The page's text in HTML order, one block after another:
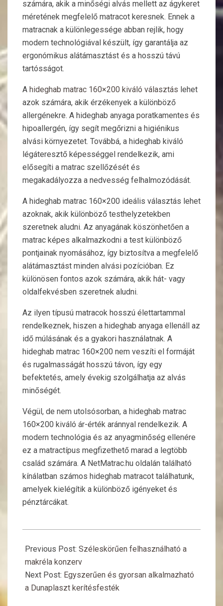
számára, akik a minőségi alvás mellett az ágykeret
méretének megfelelő matracot keresnek. Ennek a
matracnak a különlegessége abban rejlik, hogy
modern technológiával készült, így garantálja az
ergonómikus alátámasztást és a hosszú távú
tartósságot.
A hideghab matrac 160×200 kiváló választás lehet
azok számára, akik érzékenyek a különböző
allergénekre. A hideghab anyaga poratkamentes és
hipoallergén, így segít megőrizni a higiénikus
alvási környezetet. Továbbá, a hideghab kiváló
légáteresztő képességgel rendelkezik, ami
elősegíti a matrac szellőzését és
megakadályozza a nedvesség felhalmozódását.
A hideghab matrac 160×200 ideális választás lehet
azoknak, akik különböző testhelyzetekben
szeretnek aludni. Az anyagának köszönhetően a
matrac képes alkalmazkodni a test különböző
pontjainak nyomásához, így biztosítva a megfelelő
alátámasztást minden alvási pozícióban. Ez
különösen fontos azok számára, akik hát- vagy
oldalfekvésben szeretnek aludni.
Az ilyen típusú matracok hosszú élettartammal
rendelkeznek, hiszen a hideghab anyaga ellenáll az
idő múlásának és a gyakori használatnak. A
hideghab matrac 160×200 nem veszíti el formáját
és rugalmasságát hosszú távon, így egy
befektetés, amely évekig szolgálhatja az alvás
minőségét.
Végül, de nem utolsósorban, a hideghab matrac
160×200 kiváló ár-érték aránnyal rendelkezik. A
modern technológia és az anyagminőség ellenére
ez a matractípus megfizethető marad a legtöbb
család számára. A NetMatrac.hu oldalán található
kínálatban számos hideghab matracot találhatunk,
amelyek kielégítik a különböző igényeket és
pénztárcákat.
05-
22
Previous Post: Széleskörűen felhasználható a
makréla konzerv
Next Post: Egyszerűen és gyorsan alkalmazható
a Dunaplaszt kerítésfesték